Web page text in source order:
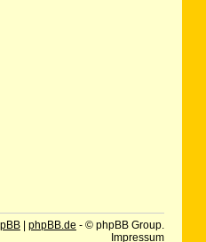
| phpBB.de - © phpBB Group.
Impressum